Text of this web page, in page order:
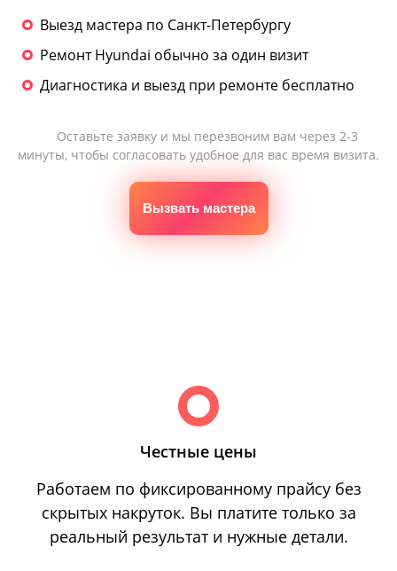
Выезд мастера по Санкт-Петербургу
Ремонт Hyundai обычно за один визит
Диагностика и выезд при ремонте бесплатно
Оставьте заявку и мы перезвоним вам через 2-3
минуты, чтобы согласовать удобное для вас время визита.
Вызвать мастера
Честные цены
Работаем по фиксированному прайсу без
скрытых накруток. Вы платите только за
реальный результат и нужные детали.